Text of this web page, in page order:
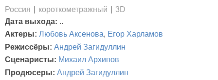
Россия короткометражный
3D
Дата выхода: ..
Актеры: Любовь Аксенова, Егор Харламов
Режиссёры: Андрей Загидуллин
Сценаристы: Михаил Архипов
Продюсеры: Андрей Загидуллин